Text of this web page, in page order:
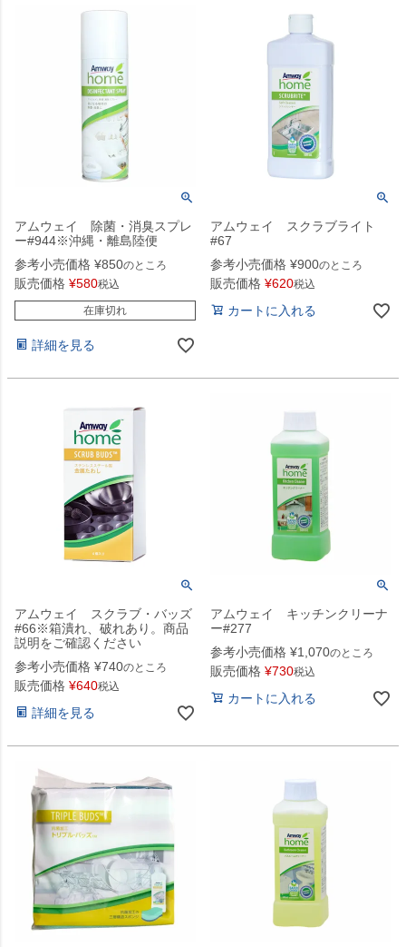
アムウェイ 除菌・消臭スプレ
ー#944※沖縄・離島陸便
参考小売価格 ¥850のところ
販売価格 ¥580税込
在庫切れ
詳細を見る
アムウェイ スクラブライト
#67
参考小売価格 ¥900のところ
販売価格 ¥620税込
カートに入れる
アムウェイ スクラブ・バッズ
#66※箱潰れ、破れあり。商品
説明をご確認ください
参考小売価格 ¥740のところ
販売価格 ¥640税込
詳細を見る
アムウェイ キッチンクリーナ
ー#277
参考小売価格 ¥1,070のところ
販売価格 ¥730税込
カートに入れる